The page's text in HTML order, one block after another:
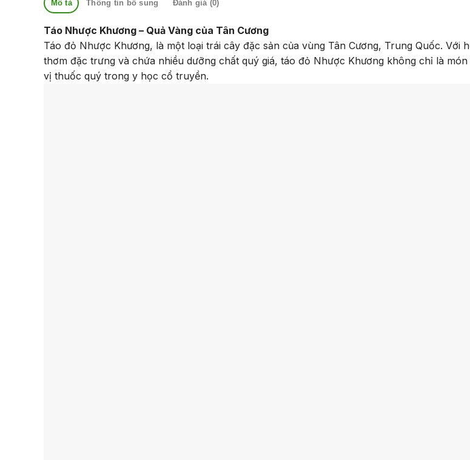
Mô tả Thông tin bổ sung Đánh giá (0)
Táo Nhược Khương – Quả Vàng của Tân Cương
Táo đỏ Nhược Khương, là một loại trái cây đặc sản của vùng Tân Cương, Trung Quốc. Với
thơm đặc trưng và chứa nhiều dưỡng chất quý giá, táo đỏ Nhược Khương không chỉ là
vị thuốc quý trong y học cổ truyền.